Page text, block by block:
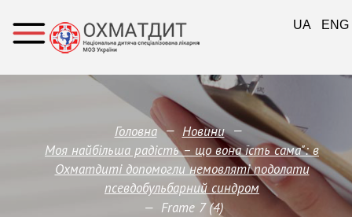
Головна — Новини —
Моя найбільша радість – що вона їсть сама": в
Охматдиті допомогли немовляті подолати
псевдобульбарний синдром
— Frame 7 (4)
UA ENG